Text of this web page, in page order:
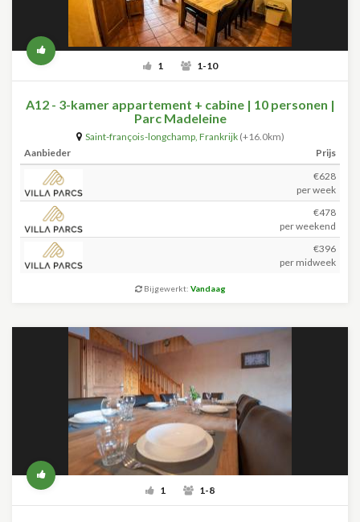
1 1-10
A12 - 3-kamer appartement + cabine | 10 personen |
Parc Madeleine
Saint-françois-longchamp, Frankrijk (+16.0km)
Aanbieder
Prijs
€628
per week
€478
per weekend
€396
per midweek
Bijgewerkt: Vandaag
1 1-8